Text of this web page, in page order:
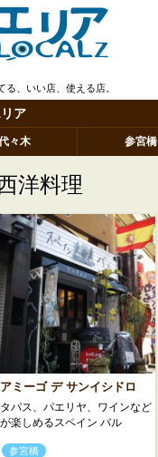
、いい店、使える店。
ア
々木 参宮橋
洋料理
アミーゴ デ サンイシドロ
タパス、パエリヤ、ワインなど
が楽しめるスペイン バル
参宮橋